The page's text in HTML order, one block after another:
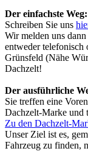
Der einfachste Weg:
Schreiben Sie uns
Wir melden uns
entweder telefonisch
Grünsfeld (Nähe
Dachzelt!
Der ausführliche
Sie treffen eine
Dachzelt-Marke und
Zu den Dachzelt-
Unser Ziel ist es,
Fahrzeug zu finden,